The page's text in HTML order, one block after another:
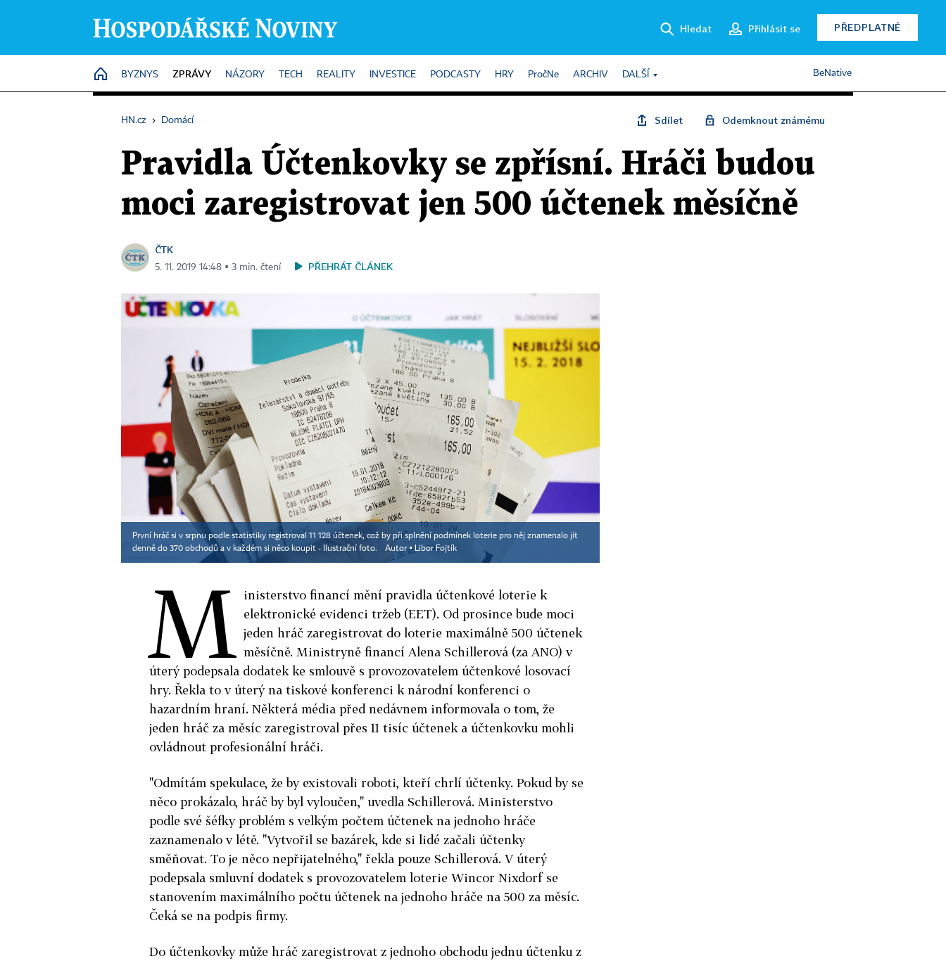
Hledat Přihlásit se PŘEDPLATNÉ
HOME
BYZNYS ZPRÁVY NÁZORY TECH REALITY INVESTICE PODCASTY HRY PročNe ARCHIV DALŠÍ BeNative
HN.cz › Domácí Sdílet Odemknout známému
Pravidla Účtenkovky se zpřísní. Hráči budou
moci zaregistrovat jen 500 účtenek měsíčně
ČTK
5. 11. 2019 14:48 ▪ 3 min. čtení PŘEHRÁT ČLÁNEK
První hráč si v srpnu podle statistiky registroval 11 128 účtenek, což by při splnění podmínek loterie pro něj znamenalo jít
denně do 370 obchodů a v každém si něco koupit - Ilustrační foto.
Autor ▪ Libor Fojtík
M inisterstvo financí mění pravidla účtenkové loterie k
elektronické evidenci tržeb (EET). Od prosince bude moci
jeden hráč zaregistrovat do loterie maximálně 500 účtenek
měsíčně. Ministryně financí Alena Schillerová (za ANO) v
úterý podepsala dodatek ke smlouvě s provozovatelem účtenkové losovací
hry. Řekla to v úterý na tiskové konferenci k národní konferenci o
hazardním hraní. Některá média před nedávnem informovala o tom, že
jeden hráč za měsíc zaregistroval přes 11 tisíc účtenek a účtenkovku mohli
ovládnout profesionální hráči.
"Odmítám spekulace, že by existovali roboti, kteří chrlí účtenky. Pokud by se
něco prokázalo, hráč by byl vyloučen," uvedla Schillerová. Ministerstvo
podle své šéfky problém s velkým počtem účtenek na jednoho hráče
zaznamenalo v létě. "Vytvořil se bazárek, kde si lidé začali účtenky
směňovat. To je něco nepřijatelného," řekla pouze Schillerová. V úterý
podepsala smluvní dodatek s provozovatelem loterie Wincor Nixdorf se
stanovením maximálního počtu účtenek na jednoho hráče na 500 za měsíc.
Čeká se na podpis firmy.
Do účtenkovky může hráč zaregistrovat z jednoho obchodu jednu účtenku z